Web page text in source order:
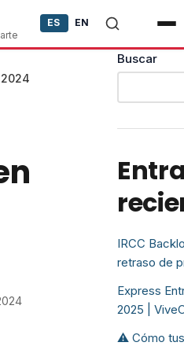
ES EN
Buscar
IRCC
retraso de
Express
2025 |
⚠️ Cómo